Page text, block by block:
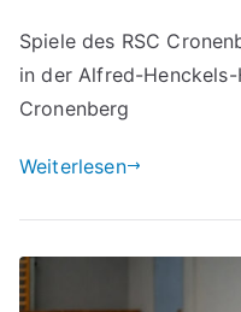
Spiele des RSC
in der Alfred-
Cronenberg
Weiterlesen